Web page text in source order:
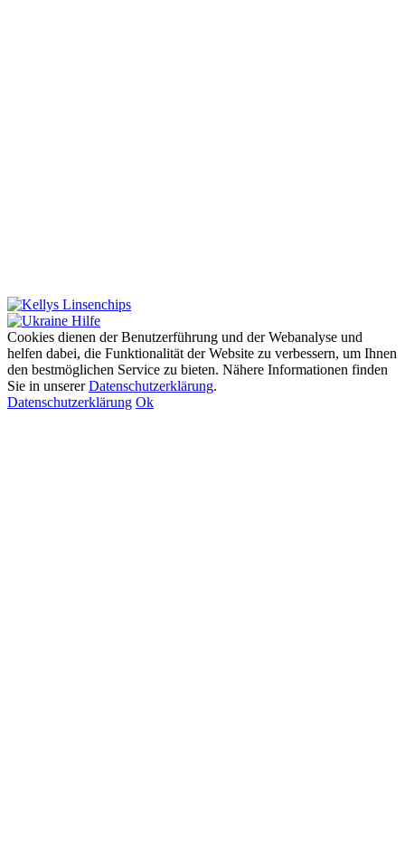
Cookies dienen der Benutzerführung und der Webanalyse und
helfen dabei, die Funktionalität der Website zu verbessern, um Ihnen
den bestmöglichen Service zu bieten. Nähere Informationen finden
Sie in unsererDatenschutzerklärung.
Datenschutzerklärung Ok